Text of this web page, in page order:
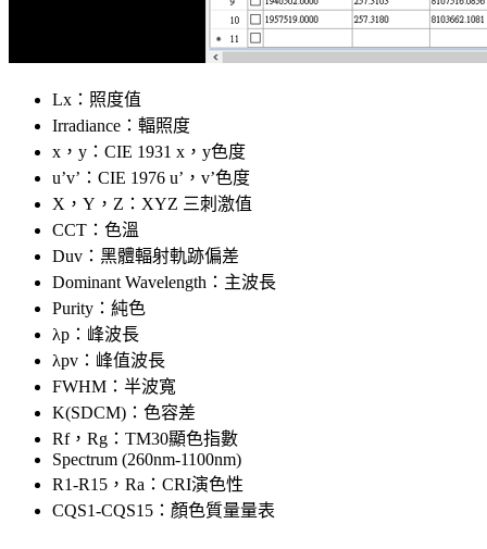
Lx：照度值
Irradiance：輻照度
x，y：CIE 1931 x，y色度
u’v’：CIE 1976 u’，v’色度
X，Y，Z：XYZ 三刺激值
CCT：色溫
Duv：黑體輻射軌跡偏差
Dominant Wavelength：主波長
Purity：純色
λp：峰波長
λpv：峰值波長
FWHM：半波寬
K(SDCM)：色容差
Rf，Rg：TM30顯色指數
Spectrum (260nm-1100nm)
R1-R15，Ra：CRI演色性
CQS1-CQS15：顏色質量量表